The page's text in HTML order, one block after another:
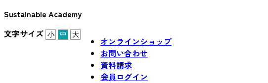
Sustainable Academy
文字サイズ 小 中 大
オンラインショップ
お問い合わせ
資料請求
会員ログイン